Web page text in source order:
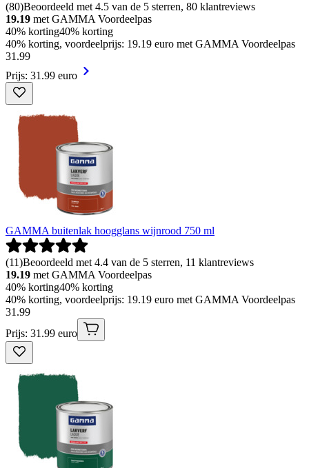
(80)Beoordeeld met 4.5 van de 5 sterren, 80 klantreviews
19.19 met GAMMA Voordeelpas
40% korting40% korting
40% korting, voordeelprijs: 19.19 euro met GAMMA Voordeelpas
31.99
Prijs: 31.99 euro
GAMMA buitenlak hoogglans wijnrood 750 ml
(11)Beoordeeld met 4.4 van de 5 sterren, 11 klantreviews
19.19 met GAMMA Voordeelpas
40% korting40% korting
40% korting, voordeelprijs: 19.19 euro met GAMMA Voordeelpas
31.99
Prijs: 31.99 euro